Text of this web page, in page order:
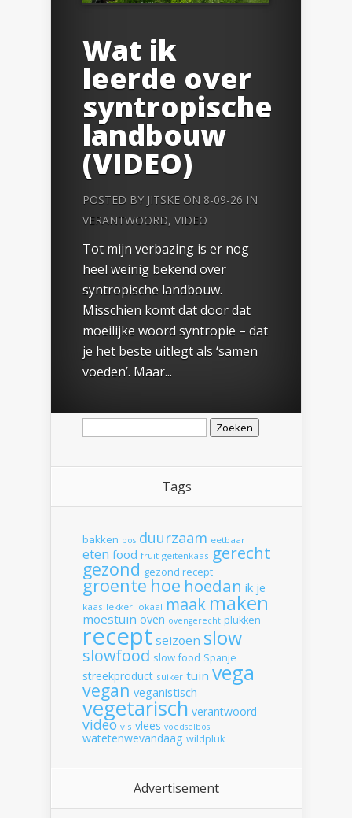
Wat ik
leerde over
syntropische
landbouw
(VIDEO)
POSTED BY JITSKE ON 8-09-26 IN
VERANTWOORD, VIDEO
Tot mijn verbazing is er nog
heel weinig bekend over
syntropische landbouw.
Misschien komt dat door dat
moeilijke woord syntropie – dat
je het beste uitlegt als ‘samen
voeden’. Maar...
Zoeken
Tags
bakken bos duurzaam eetbaar
eten food fruit geitenkaas gerecht
gezond gezond recept
groente hoe hoedan ik je
kaas lekker lokaal maak maken
moestuin oven ovengerecht plukken
recept seizoen slow
slowfood slow food Spanje
streekproduct suiker tuin vega
vegan veganistisch
vegetarisch verantwoord
video vis vlees voedselbos
watetenwevandaag wildpluk
Advertisement